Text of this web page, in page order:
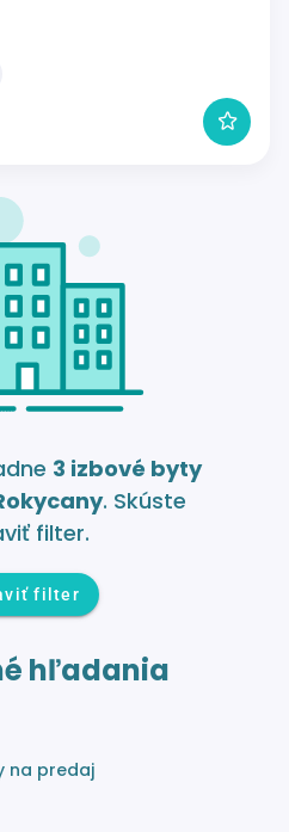
3 izbové byty
. Skúste
filter.
filter
hľadania
na predaj